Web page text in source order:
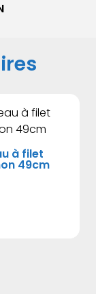
à filet
49cm